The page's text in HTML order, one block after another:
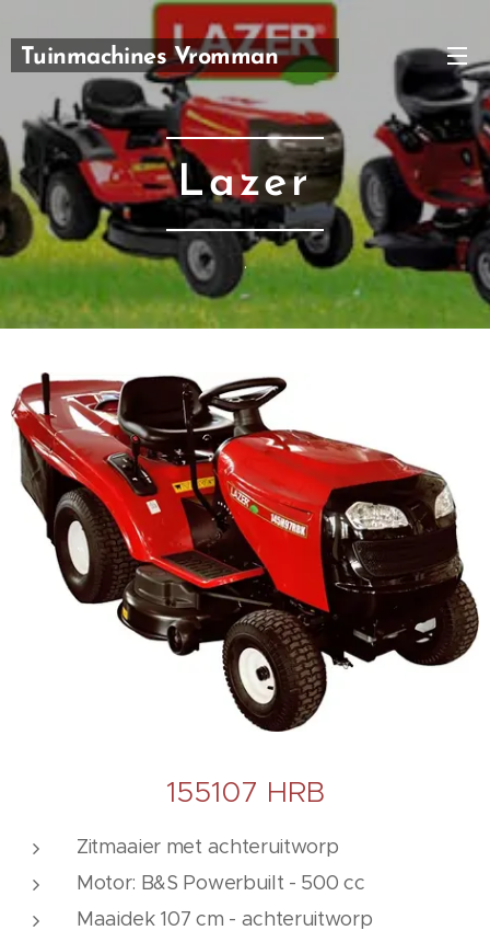
Tuinmachines Vromman
Carl
Lazer
.
155107 HRB
Zitmaaier met achteruitworp
Motor: B&S Powerbuilt - 500 cc
Maaidek 107 cm - achteruitworp